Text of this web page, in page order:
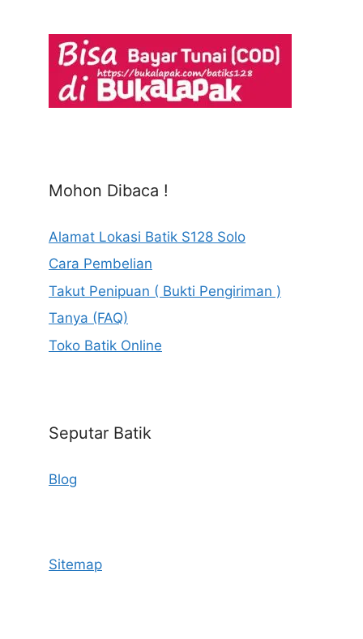
Mohon Dibaca !
Alamat Lokasi Batik S128 Solo
Cara Pembelian
Takut Penipuan ( Bukti Pengiriman )
Tanya (FAQ)
Toko Batik Online
Seputar Batik
Blog
Sitemap